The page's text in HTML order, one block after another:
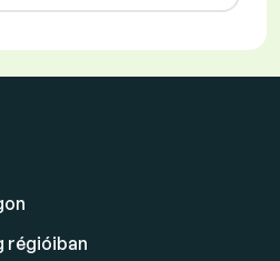
régióiban